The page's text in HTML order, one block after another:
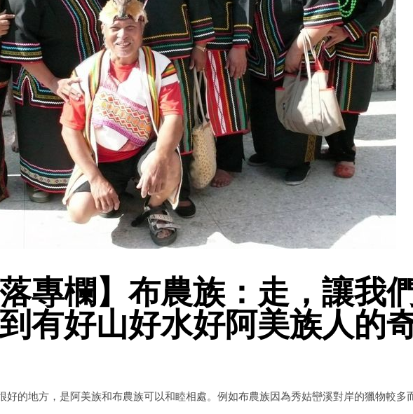
落專欄】布農族：走，讓我
有好山好水好阿美族人的
好的地方，是阿美族和布農族可以和睦相處。例如布農族因為秀姑巒溪對岸的獵物較多